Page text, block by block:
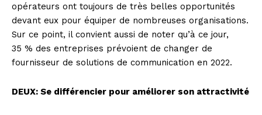
opérateurs ont toujours de très belles opportunités
devant eux pour équiper de nombreuses organisations.
Sur ce point, il convient aussi de noter qu’à ce jour,
35 % des entreprises prévoient de changer de
fournisseur de solutions de communication en 2022.
DEUX: Se différencier pour améliorer son attractivité